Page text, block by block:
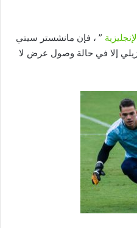
” ، فإن مانشستر سيتي
إلا في حالة وصول عرض لا